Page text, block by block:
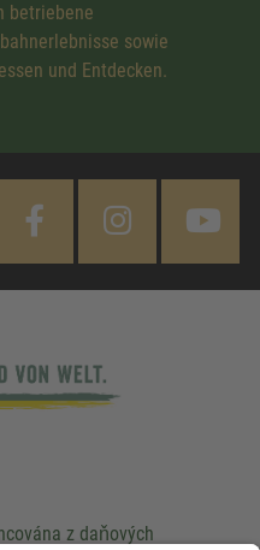
betriebene
sowie
und Entdecken.
z daňových